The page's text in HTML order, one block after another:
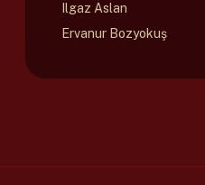
Ilgaz Aslan
Ervanur Bozyokuş